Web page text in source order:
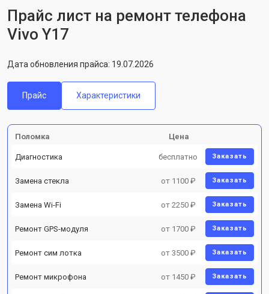
Прайс лист на ремонт телефона
Vivo Y17
Дата обновления прайса: 19.07.2026
Прайс Характеристики
Поломка Цена
Диагностика бесплатно Заказать
Замена стекла от 1100 ₽ Заказать
Замена Wi-Fi от 2250 ₽ Заказать
Ремонт GPS-модуля от 1700 ₽ Заказать
Ремонт сим лотка от 3500 ₽ Заказать
Ремонт микрофона от 1450 ₽ Заказать